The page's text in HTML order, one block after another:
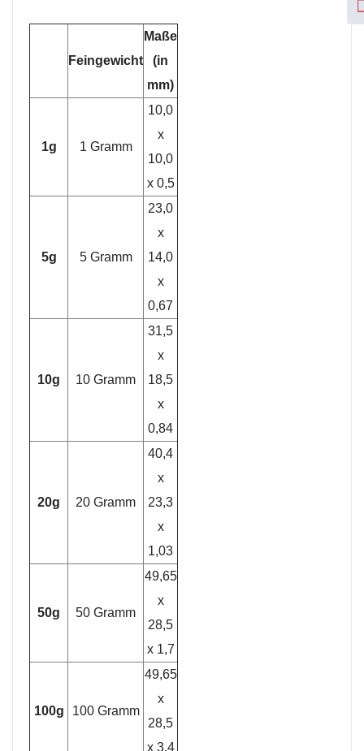
Feingewicht
Maße
(in
mm)
1g 1 Gramm
10,0
x
10,0
x 0,5
5g 5 Gramm
23,0
x
14,0
x
0,67
10g 10 Gramm
31,5
x
18,5
x
0,84
20g 20 Gramm
40,4
x
23,3
x
1,03
50g 50 Gramm
49,65
x
28,5
x 1,7
100g 100 Gramm
49,65
x
28,5
x 3,4